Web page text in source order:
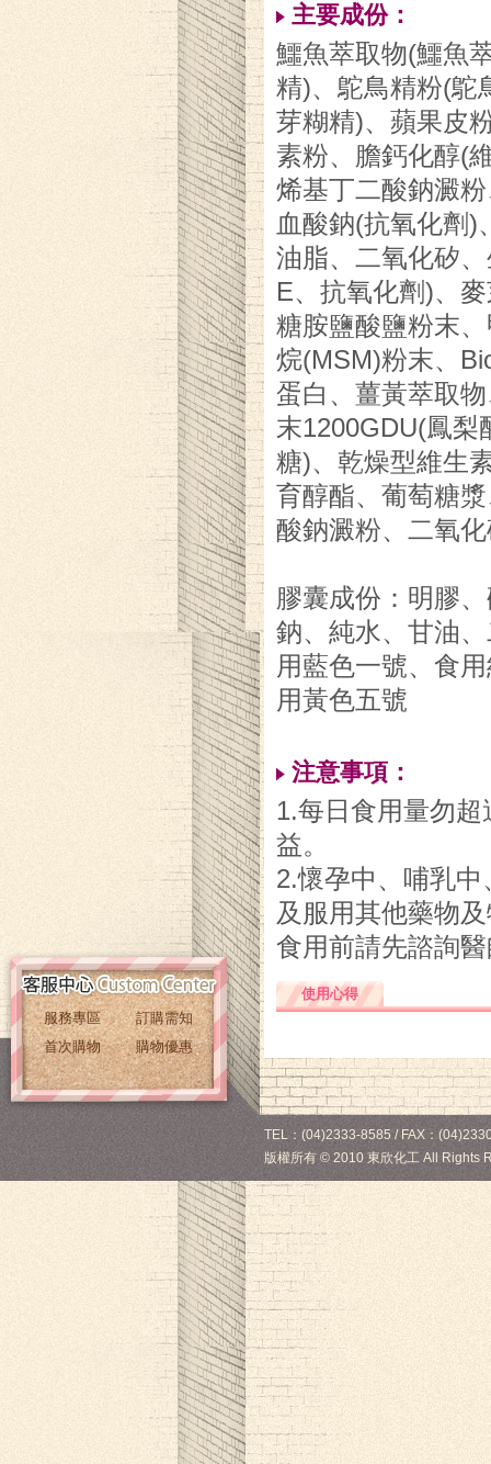
主要成份：
鱷魚萃取物(鱷魚
精)、鴕鳥精粉(鴕
芽糊精)、蘋果皮
素粉、膽鈣化醇(
烯基丁二酸鈉澱
血酸鈉(抗氧化劑)
油脂、二氧化矽
E、抗氧化劑)、
糖胺鹽酸鹽粉末
烷(MSM)粉末、
蛋白、薑黃萃取
末1200GDU(鳳梨
糖)、乾燥型維生
育醇酯、葡萄糖
酸鈉澱粉、二氧
膠囊成份：明膠
鈉、純水、甘油
用藍色一號、食
用黃色五號
注意事項：
1.每日食用量勿
益。
2.懷孕中、哺乳
及服用其他藥物
食用前請先諮詢
使用心得
服務專區
訂購需知
首次購物
購物優惠
TEL：(04)2333-8585 / FAX：
版權所有 © 2010 東欣化工 All Rights